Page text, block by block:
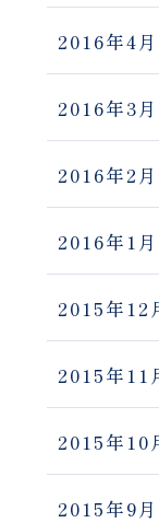
2016年4月
2016年3月
2016年2月
2016年1月
2015年12
2015年11
2015年10
2015年9月